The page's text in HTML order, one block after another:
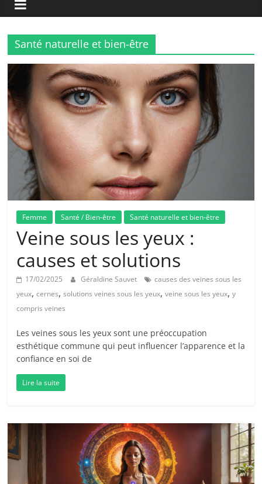
Santé naturelle et bien-être
Femme Santé / Bien-être Santé naturelle et bien-être
Veine sous les yeux :
causes et solutions
17/02/2025 Géraldine Sauvet
causes des veines sous les
yeux,cernes,solutions veines sous les yeux,veine sous les yeux,y
compris veines
Les veines sous les yeux sont une préoccupation
esthétique commune qui peut influencer l’apparence et la
confiance en soi de
Lire la suite